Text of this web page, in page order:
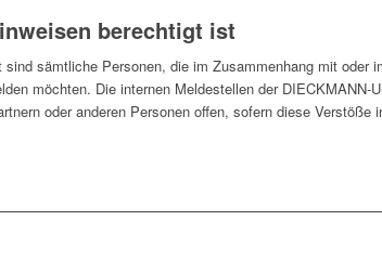
berechtigt ist
sämtliche Personen, die im Zusammenhang mit oder
möchten. Die internen Meldestellen der
oder anderen Personen offen, sofern diese Verstöße